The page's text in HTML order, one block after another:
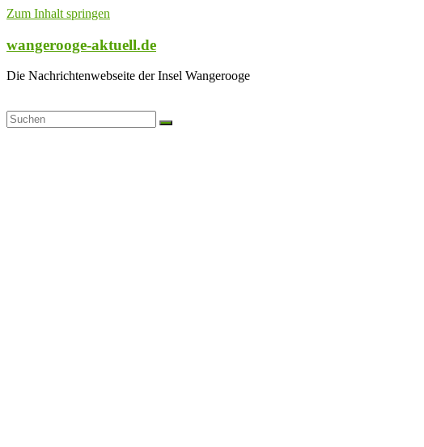
Zum Inhalt springen
wangerooge-aktuell.de
Die Nachrichtenwebseite der Insel Wangerooge